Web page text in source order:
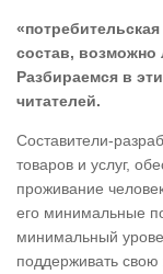
состав, возможно
Разбираемся в
читателей.
Составители-
товаров и услуг,
проживание
его минимальные
минимальный
поддерживать свою